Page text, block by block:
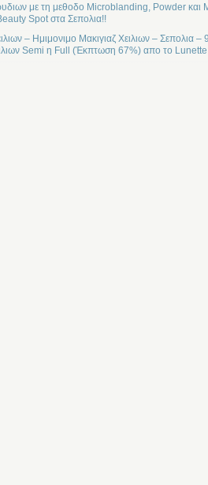
με τη μεθοδο Microblanding, Powder
Spot στα Σεπολια!!
– Ημιμονιμο Μακιγιαζ Χειλιων – Σεπολια
Semi η Full (Έκπτωση 67%) απο το